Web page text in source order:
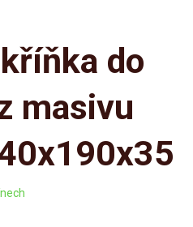
do
masivu